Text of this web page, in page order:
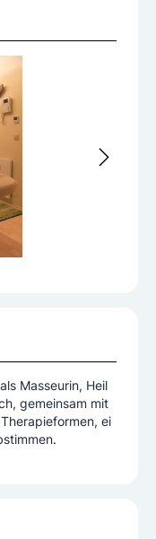
Masseurin, Heil
gemeinsam mit
ei